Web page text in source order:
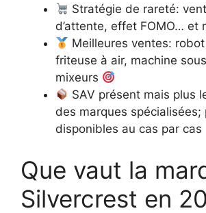
Stratégie de rareté:
d’attente, effet FOMO… et
Meilleures ventes:
friteuse à air, machine
mixeurs
SAV présent mais plus
des marques spécialisées;
disponibles au cas par cas
Que vaut la
Silvercrest en